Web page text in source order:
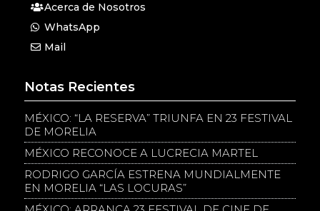
Acerca de Nosotros
WhatsApp
Mail
Notas Recientes
MÉXICO: “LA RESERVA” TRIUNFA EN 23 FESTIVAL
DE MORELIA
MÉXICO RECONOCE A LUCRECIA MARTEL
RODRIGO GARCÍA ESTRENA MUNDIALMENTE
EN MORELIA “LAS LOCURAS”